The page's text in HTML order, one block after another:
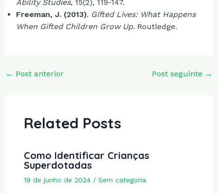
Ability Studies, 15(2), 119-147.
Freeman, J. (2013). Gifted Lives: What Happens
When Gifted Children Grow Up. Routledge.
Post
← Post anterior Post seguinte →
Related Posts
Como Identificar Crianças
Superdotadas
19 de junho de 2024 / Sem categoria